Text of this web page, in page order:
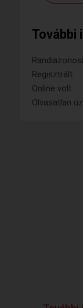
További
Regisztrált:
Online volt:
Olvasatlan